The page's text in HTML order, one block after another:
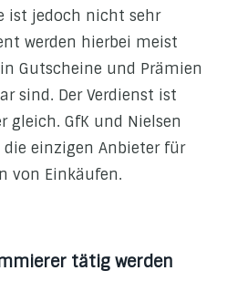
ist jedoch nicht sehr
werden hierbei meist
Gutscheine und Prämien
sind. Der Verdienst ist
gleich. GfK und Nielsen
einzigen Anbieter für
von Einkäufen.
tätig werden